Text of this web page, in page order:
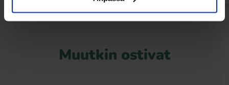
Muutkin ostivat